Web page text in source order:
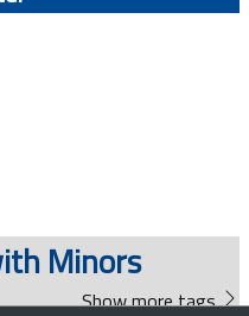
Minors
Show more tags